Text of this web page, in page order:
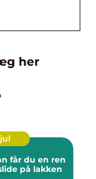
her
jul
på lakken